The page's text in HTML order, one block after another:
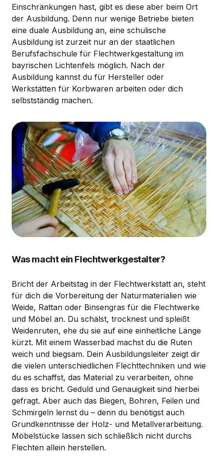
Einschränkungen hast, gibt es diese aber beim Ort
der Ausbildung. Denn nur wenige Betriebe bieten
eine duale Ausbildung an, eine schulische
Ausbildung ist zurzeit nur an der staatlichen
Berufsfachschule für Flechtwerkgestaltung im
bayrischen Lichtenfels möglich. Nach der
Ausbildung kannst du für Hersteller oder
Werkstätten für Korbwaren arbeiten oder dich
selbstständig machen.
Was macht ein Flechtwerkgestalter?
Bricht der Arbeitstag in der Flechtwerkstatt an, steht
für dich die Vorbereitung der Naturmaterialien wie
Weide, Rattan oder Binsengras für die Flechtwerke
und Möbel an. Du schälst, trocknest und spleißt
Weidenruten, ehe du sie auf eine einheitliche Länge
kürzt. Mit einem Wasserbad machst du die Ruten
weich und biegsam. Dein Ausbildungsleiter zeigt dir
die vielen unterschiedlichen Flechttechniken und wie
du es schaffst, das Material zu verarbeiten, ohne
dass es bricht. Geduld und Genauigkeit sind hierbei
gefragt. Aber auch das Biegen, Bohren, Feilen und
Schmirgeln lernst du – denn du benötigst auch
Grundkenntnisse der Holz- und Metallverarbeitung.
Möbelstücke lassen sich schließlich nicht durchs
Flechten allein herstellen.